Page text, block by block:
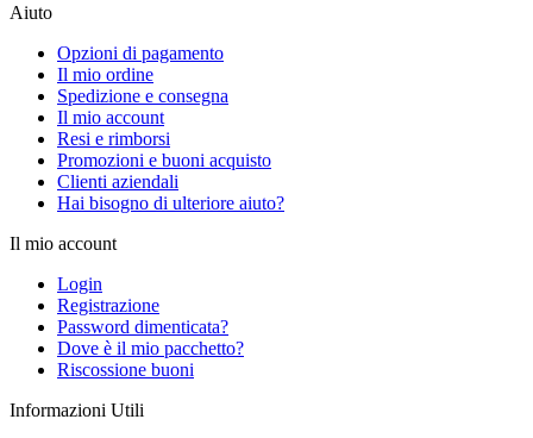
Aiuto
Opzioni di pagamento
Il mio ordine
Spedizione e consegna
Il mio account
Resi e rimborsi
Promozioni e buoni acquisto
Clienti aziendali
Hai bisogno di ulteriore aiuto?
Il mio account
Login
Registrazione
Password dimenticata?
Dove è il mio pacchetto?
Riscossione buoni
Informazioni Utili